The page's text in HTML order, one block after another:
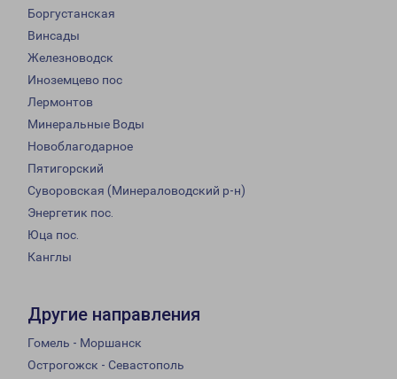
Боргустанская
Винсады
Железноводск
Иноземцево пос
Лермонтов
Минеральные Воды
Новоблагодарное
Пятигорский
Суворовская (Минераловодский р-н)
Энергетик пос.
Юца пос.
Канглы
Другие направления
Гомель - Моршанск
Острогожск - Севастополь